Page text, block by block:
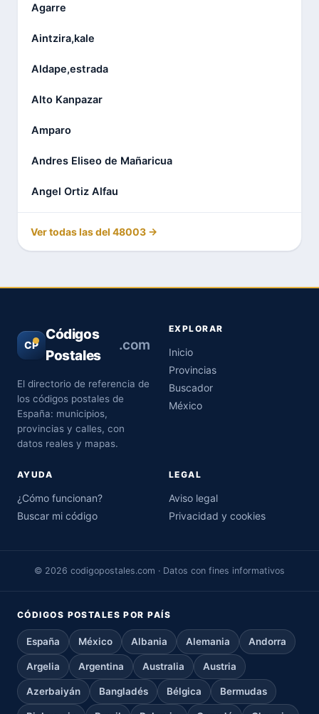
Agarre
Aintzira,kale
Aldape,estrada
Alto Kanpazar
Amparo
Andres Eliseo de Mañaricua
Angel Ortiz Alfau
Ver todas las del 48003 →
CP
Códigos
Postales
.com
El directorio de referencia de
los códigos postales de
España: municipios,
provincias y calles, con
datos reales y mapas.
EXPLORAR
Inicio
Provincias
Buscador
México
AYUDA
¿Cómo funcionan?
Buscar mi código
LEGAL
Aviso legal
Privacidad y cookies
© 2026 codigopostales.com · Datos con fines informativos
CÓDIGOS POSTALES POR PAÍS
España México Albania Alemania Andorra
Argelia Argentina Australia Austria
Azerbaiyán Bangladés Bélgica Bermudas